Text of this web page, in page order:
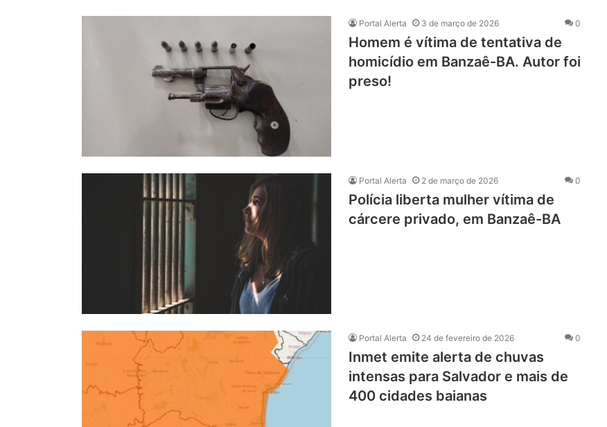
Portal Alerta 3 de março de 2026 0
Homem é vítima de tentativa de
homicídio em Banzaê-BA. Autor foi
preso!
Portal Alerta 2 de março de 2026 0
Polícia liberta mulher vítima de
cárcere privado, em Banzaê-BA
Portal Alerta 24 de fevereiro de 2026 0
Inmet emite alerta de chuvas
intensas para Salvador e mais de
400 cidades baianas